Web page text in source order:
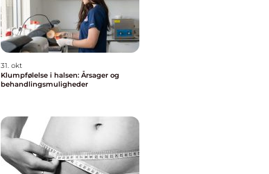
31. okt
Klumpfølelse i halsen: Årsager og
behandlingsmuligheder